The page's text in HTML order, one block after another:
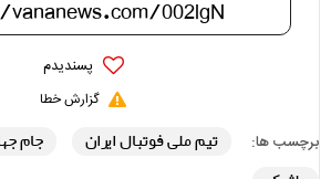
پسندیدم
گزارش خطا
برچسب ها: تیم ملی فوتبال ایران
جام